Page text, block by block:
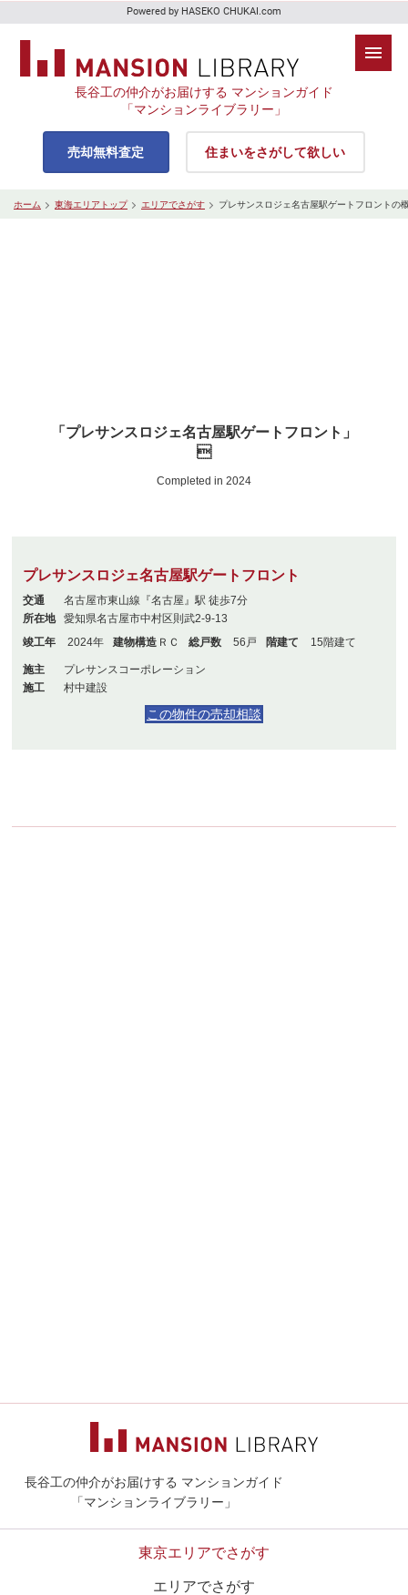
Powered by HASEKO CHUKAI.com
長谷工の仲介がお届けする マンションガイド
「マンションライブラリー」
売却無料査定 住まいをさがして欲しい
ホーム 東海エリアトップ エリアでさがす プレサンスロジェ名古屋駅ゲートフロントの
「プレサンスロジェ名古屋駅ゲートフロント」

Completed in 2024
プレサンスロジェ名古屋駅ゲートフロント
交通
名古屋市東山線『名古屋』駅 徒歩7分
所在地
愛知県名古屋市中村区則武2-9-13
竣工年
2024年 建物構造 ＲＣ 総戸数 56戸 階建て 15階建て
施主
プレサンスコーポレーション
施工
村中建設
この物件の売却相談
長谷工の仲介がお届けする マンションガイド
「マンションライブラリー」
東京エリアでさがす
エリアでさがす